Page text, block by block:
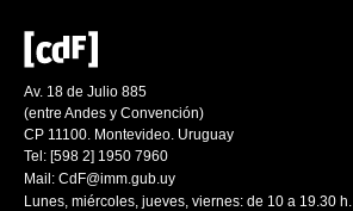
Av. 18 de Julio 885
(entre Andes y Convención)
CP 11100. Montevideo. Uruguay
Tel: [598 2] 1950 7960
Mail: CdF@imm.gub.uy
Lunes, miércoles, jueves, viernes: de 10 a 19.30 h.